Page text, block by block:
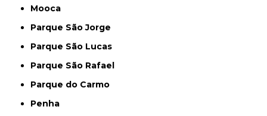
Mooca
Parque São Jorge
Parque São Lucas
Parque São Rafael
Parque do Carmo
Penha